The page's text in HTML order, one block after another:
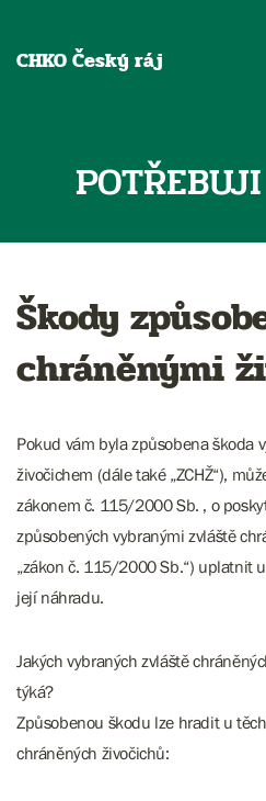
CHKO Český ráj
Škody
chráněnými
Pokud vám byla způsobena škoda
živočichem (dále také „ZCHŽ“),
zákonem č. 115/2000 Sb. , o
způsobených vybranými zvláště
„zákon č. 115/2000 Sb.“) uplatnit
její náhradu.
Jakých vybraných zvláště
týká?
Způsobenou škodu lze hradit u
chráněných živočichů: